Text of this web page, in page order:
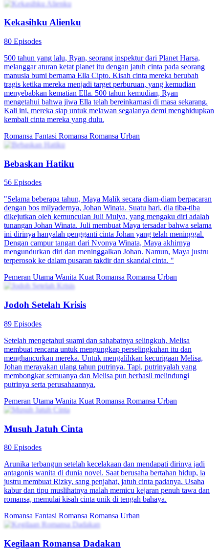
Kekasihku Alienku
80 Episodes
500 tahun yang lalu, Ryan, seorang inspektur dari Planet Harsa,
melanggar aturan ketat planet itu dengan jatuh cinta pada seorang
manusia bumi bernama Ella Cipto. Kisah cinta mereka berubah
tragis ketika mereka menjadi target perburuan, yang kemudian
menyebabkan kematian Ella. 500 tahun kemudian, Ryan
mengetahui bahwa jiwa Ella telah bereinkarnasi di masa sekarang.
Kali ini, mereka siap untuk melawan segalanya demi menghidupkan
kembali cinta mereka yang dulu.
Romansa Fantasi Romansa Romansa Urban
Bebaskan Hatiku
56 Episodes
"Selama beberapa tahun, Maya Malik secara diam-diam berpacaran
dengan bos milyadernya, Johan Winata. Suatu hari, dia tiba-tiba
dikejutkan oleh kemunculan Juli Mulya, yang mengaku diri adalah
tunangan Johan Winata. Juli membuat Maya tersadar bahwa selama
ini dirinya hanyalah pengganti cinta Johan yang telah meninggal.
Dengan campur tangan dari Nyonya Winata, Maya akhirnya
mengundurkan diri dan meninggalkan Johan. Namun, Maya justru
terperosok ke dalam pusaran takdir dan skandal cinta. "
Pemeran Utama Wanita KuatRomansa Romansa Urban
Jodoh Setelah Krisis
89 Episodes
Setelah mengetahui suami dan sahabatnya selingkuh, Melisa
membuat rencana untuk mengungkap perselingkuhan itu dan
menghancurkan mereka. Untuk mengalihkan kecurigaan Melisa,
Johan merayakan ulang tahun putrinya. Tapi, putrinyalah yang
membongkar semuanya dan Melisa pun berhasil melindungi
putrinya serta perusahaannya.
Pemeran Utama Wanita Kuat Romansa Romansa Urban
Musuh Jatuh Cinta
80 Episodes
Arunika terbangun setelah kecelakaan dan mendapati dirinya jadi
antagonis wanita di dunia novel. Saat berusaha bertahan hidup, ia
justru membuat Rizky, sang penjahat, jatuh cinta padanya. Usaha
kabur dan tipu muslihatnya malah memicu kejaran penuh tawa dan
romansa, memulai kisah cinta unik di tengah bahaya.
Romansa Fantasi Romansa Romansa Urban
Kegilaan Romansa Dadakan